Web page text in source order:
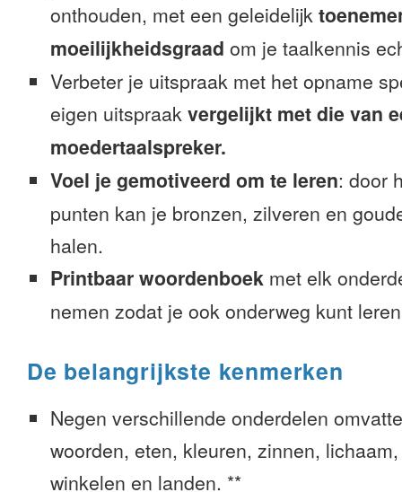
onthouden, met een geleidelijk
moeilijkheidsgraad om je taalkennis
Verbeter je uitspraak met het opname
eigen uitspraak vergelijkt met die van
moedertaalspreker.
Voel je gemotiveerd om te leren: door
punten kan je bronzen, zilveren en
halen.
Printbaar woordenboek met elk
nemen zodat je ook onderweg kunt
De belangrijkste kenmerken
Negen verschillende onderdelen
woorden, eten, kleuren, zinnen,
winkelen en landen. **